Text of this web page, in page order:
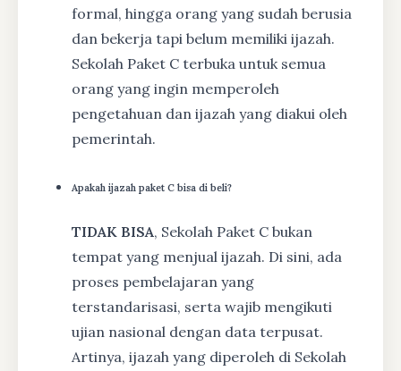
formal, hingga orang yang sudah berusia
dan bekerja tapi belum memiliki ijazah.
Sekolah Paket C terbuka untuk semua
orang yang ingin memperoleh
pengetahuan dan ijazah yang diakui oleh
pemerintah.
Apakah ijazah paket C bisa di beli?
TIDAK BISA, Sekolah Paket C bukan
tempat yang menjual ijazah. Di sini, ada
proses pembelajaran yang
terstandarisasi, serta wajib mengikuti
ujian nasional dengan data terpusat.
Artinya, ijazah yang diperoleh di Sekolah